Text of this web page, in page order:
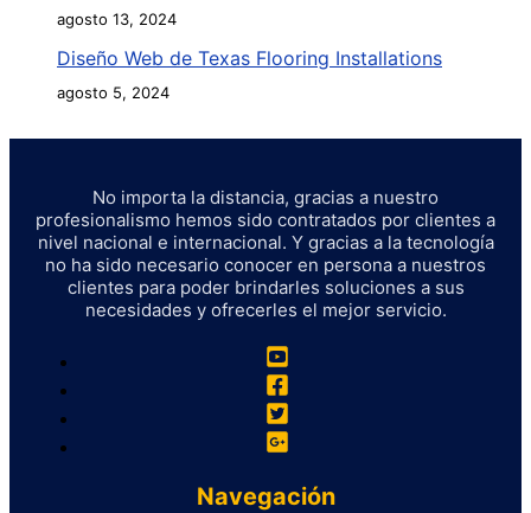
agosto 13, 2024
Diseño Web de Texas Flooring Installations
agosto 5, 2024
No importa la distancia, gracias a nuestro
profesionalismo hemos sido contratados por clientes a
nivel nacional e internacional. Y gracias a la tecnología
no ha sido necesario conocer en persona a nuestros
clientes para poder brindarles soluciones a sus
necesidades y ofrecerles el mejor servicio.
Navegación